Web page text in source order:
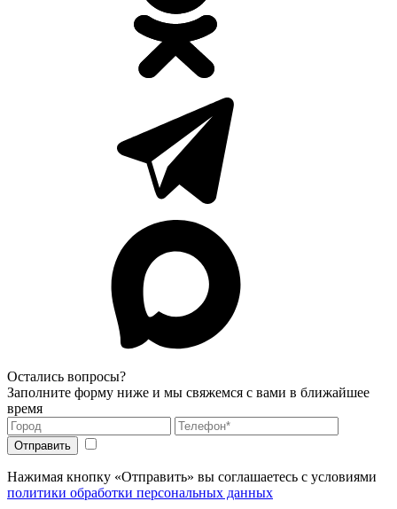
Остались вопросы?
Заполните форму ниже и мы свяжемся с вами в ближайшее
время
Нажимая кнопку «Отправить» вы соглашаетесь с условиями
политики обработки персональных данных